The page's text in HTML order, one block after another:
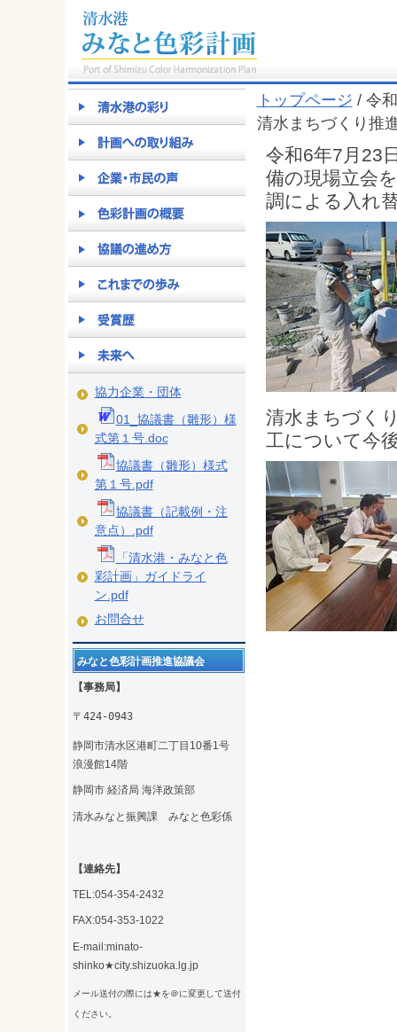
協力企業・団体
01_協議書（雛形）様
式第１号.doc
協議書（雛形）様式
第１号.pdf
協議書（記載例・注
意点）.pdf
「清水港・みなと色
彩計画」ガイドライ
ン.pdf
お問合せ
みなと色彩計画推進協議会
【事務局】
〒424-0943
静岡市清水区港町二丁目10番1号
浪漫館14階
静岡市 経済局 海洋政策部
清水みなと振興課 みなと色彩係
【連絡先】
TEL:054-354-2432
FAX:054-353-1022
E-mail:minato-
shinko★city.shizuoka.lg.jp
メール送付の際には★を＠に変更して送付
ください。
トップページ / 令
清水まちづくり推
令和6年7月23
備の現場立会
調による入れ
清水まちづく
工について今